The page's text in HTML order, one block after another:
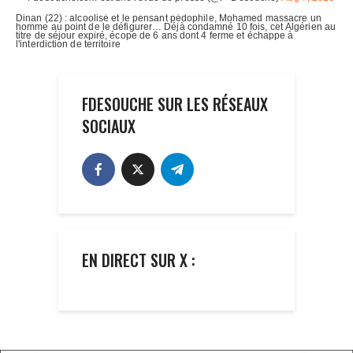
FDESOUCHE SUR LES RÉSEAUX
SOCIAUX
EN DIRECT SUR X :